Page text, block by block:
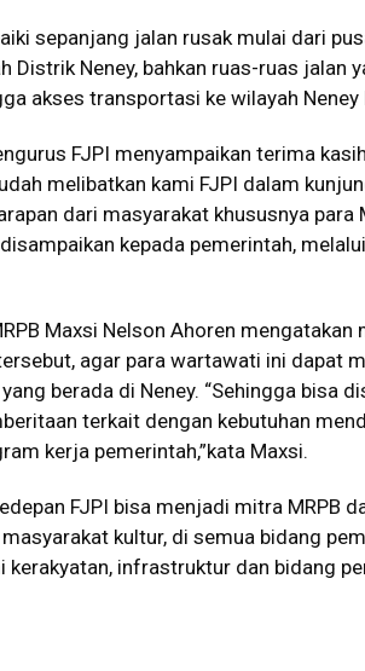
sepanjang jalan rusak mulai dari
Distrik Neney, bahkan ruas-ruas jalan
akses transportasi ke wilayah Neney
FJPI menyampaikan terima
melibatkan kami FJPI dalam
dari masyarakat khususnya para
kepada pemerintah,
Maxsi Nelson Ahoren
agar para wartawati ini dapat
berada di Neney. “Sehingga bisa
terkait dengan kebutuhan
kerja pemerintah,”kata Maxsi.
FJPI bisa menjadi mitra MRPB
kultur, di semua bidang
kerakyatan, infrastruktur dan bidang